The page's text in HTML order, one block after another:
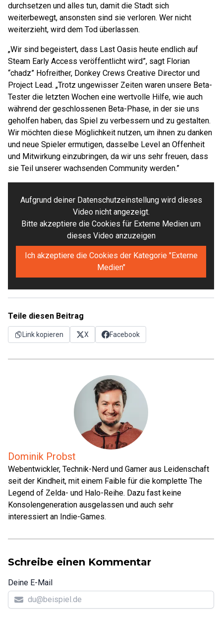
durchsetzen und alles tun, damit die Stadt sich
weiterbewegt, ansonsten sind sie verloren. Wer nicht
weiterzieht, wird dem Tod überlassen.
„Wir sind begeistert, dass Last Oasis heute endlich auf
Steam Early Access veröffentlicht wird”, sagt Florian
“chadz” Hofreither, Donkey Crews Creative Director und
Project Lead. „Trotz ungewisser Zeiten waren unsere Beta-
Tester die letzten Wochen eine wertvolle Hilfe, wie auch
während der geschlossenen Beta-Phase, in der sie uns
geholfen haben, das Spiel zu verbessern und zu gestalten.
Wir möchten diese Möglichkeit nutzen, um ihnen zu danken
und neue Spieler ermutigen, dasselbe Level an Offenheit
und Mitwirkung einzubringen, da wir uns sehr freuen, dass
sie Teil unserer wachsenden Community werden.”
Aufgrund deiner Datenschutzeinstellung wird dieses
Video nicht angezeigt.
Bitte akzeptiere die Cookies für Externe Medien um
dieses Video anzuzeigen
Ich akzeptiere die Cookies der Kategorie "Externe
Medien"
Teile diesen Beitrag
Link kopieren X Facebook
Dominik Probst
Webentwickler, Technik-Nerd und Gamer aus Leidenschaft
seit der Kindheit, mit einem Faible für die komplette The
Legend of Zelda- und Halo-Reihe. Dazu fast keine
Konsolengeneration ausgelassen und auch sehr
interessiert an Indie-Games.
Schreibe einen Kommentar
Deine E-Mail